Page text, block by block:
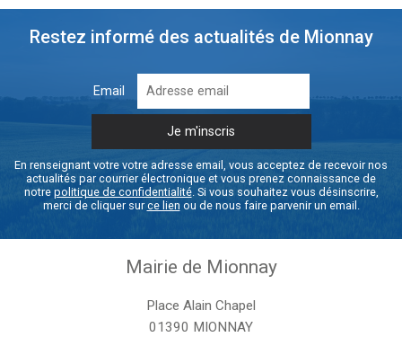
Restez informé des actualités de Mionnay
Email
En renseignant votre votre adresse email, vous acceptez de recevoir nos
actualités par courrier électronique et vous prenez connaissance de
notre politique de confidentialité. Si vous souhaitez vous désinscrire,
merci de cliquer surce lien ou de nous faire parvenir un email.
Mairie de Mionnay
Place Alain Chapel
01390 MIONNAY